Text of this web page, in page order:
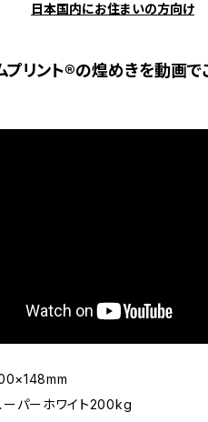
日本国内にお住まいの方向け
プリント®の煌めきを動画で
ーパーホワイト200kg